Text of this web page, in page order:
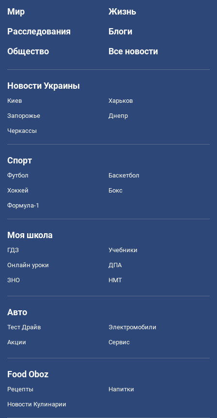
Мир
Жизнь
Расследования
Блоги
Общество
Все новости
Новости Украины
Киев Харьков
Запорожье Днепр
Черкассы
Спорт
Футбол Баскетбол
Хоккей Бокс
Формула-1
Моя школа
ГДЗ Учебники
Онлайн уроки ДПА
ЗНО НМТ
Авто
Тест Драйв Электромобили
Акции Сервис
Food Oboz
Рецепты Напитки
Новости Кулинарии